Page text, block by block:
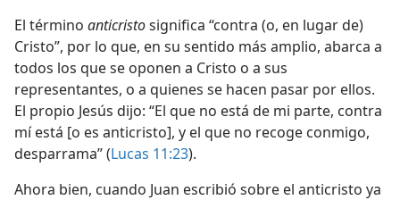
El término anticristosignifica “contra (o, en lugar de)
Cristo”, por lo que, en su sentido más amplio, abarca a
todos los que se oponen a Cristo o a sus
representantes, o a quienes se hacen pasar por ellos.
El propio Jesús dijo: “El que no está de mi parte, contra
mí está [o es anticristo], y el que no recoge conmigo,
desparrama” (Lucas 11:23).
Ahora bien, cuando Juan escribió sobre el anticristo ya